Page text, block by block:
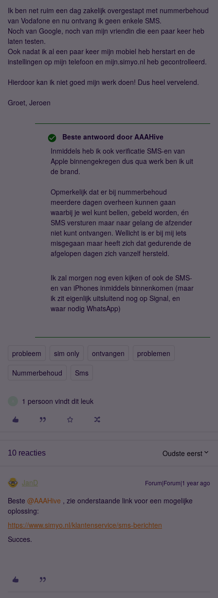
Ik ben net ruim een dag zakelijk overgestapt met nummerbehoud
van Vodafone en nu ontvang ik geen enkele SMS.
Noch van Google, noch van mijn vriendin die een paar keer heb
laten testen.
Ook nadat ik al een paar keer mijn mobiel heb herstart en de
instellingen op mijn telefoon en mijn.simyo.nl heb gecontrolleerd.
Hierdoor kan ik niet goed mijn werk doen! Dus heel vervelend.
Groet, Jeroen
Beste antwoord door AAAHive
Inmiddels heb ik ook verificatie SMS-en van
Apple binnengekregen dus qua werk ben ik uit
de brand.
Opmerkelijk dat er bij nummerbehoud
meerdere dagen overheen kunnen gaan
waarbij je wel kunt bellen, gebeld worden, én
SMS versturen maar naar gelang de afzender
niet kunt ontvangen. Wellicht is er bij mij iets
misgegaan maar heeft zich dat gedurende de
afgelopen dagen zich vanzelf hersteld.
Ik zal morgen nog even kijken of ook de SMS-
en van iPhones inmiddels binnenkomen (maar
ik zit eigenlijk uitsluitend nog op Signal, en
waar nodig WhatsApp)
probleem sim only ontvangen
problemen
Nummerbehoud
Sms
1 persoon vindt dit leuk
10 reacties Oudste eerst
JanD Forum|Forum|1 year ago
Beste ​ @AAAHive , zie onderstaande link voor een mogelijke
oplossing:
https://www.simyo.nl/klantenservice/sms-berichten
Succes.